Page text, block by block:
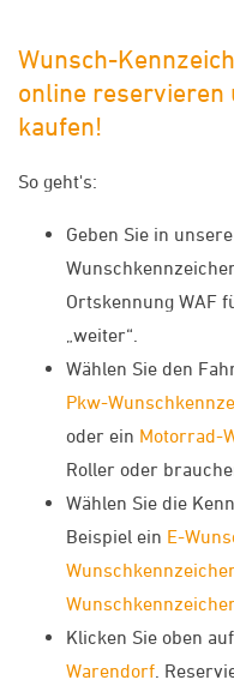
Wunsch-
online reservieren
kaufen!
So geht's:
Geben Sie in
Ortskennung WAF
„weiter“.
Wählen Sie den
Pkw-
oder ein Motorrad-
Roller oder
Wählen Sie die
Beispiel ein E-
Klicken Sie oben
Warendorf .